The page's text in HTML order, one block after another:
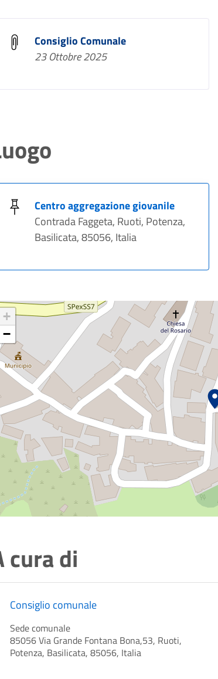
Consiglio Comunale
23 Ottobre 2025
Centro aggregazione giovanile
Contrada Faggeta, Ruoti, Potenza,
Basilicata, 85056, Italia
+
−
cura di
Consiglio comunale
Sede comunale
85056 Via Grande Fontana Bona,53, Ruoti,
Potenza, Basilicata, 85056, Italia